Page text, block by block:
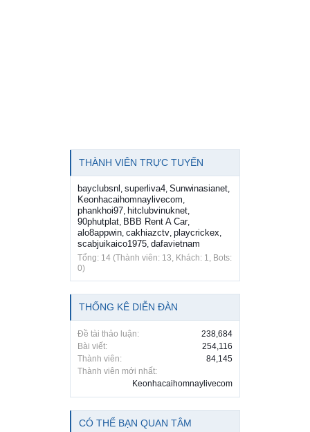
THÀNH VIÊN TRỰC TUYẾN
bayclubsnl superliva4 Sunwinasianet
Keonhacaihomnaylivecom
phankhoi97 hitclubvinuknet
90phutplat BBB Rent A Car,
alo8appwin cakhiazctv playcrickex
scabjuikaico1975 dafavietnam
Tổng: 14 (Thành viên: 13, Khách: 1, Bots:
0)
THỐNG KÊ DIỄN ĐÀN
Đề tài thảo luận:
238,684
Bài viết:
254,116
Thành viên:
84,145
Thành viên mới nhất:
Keonhacaihomnaylivecom
CÓ THỂ BẠN QUAN TÂM